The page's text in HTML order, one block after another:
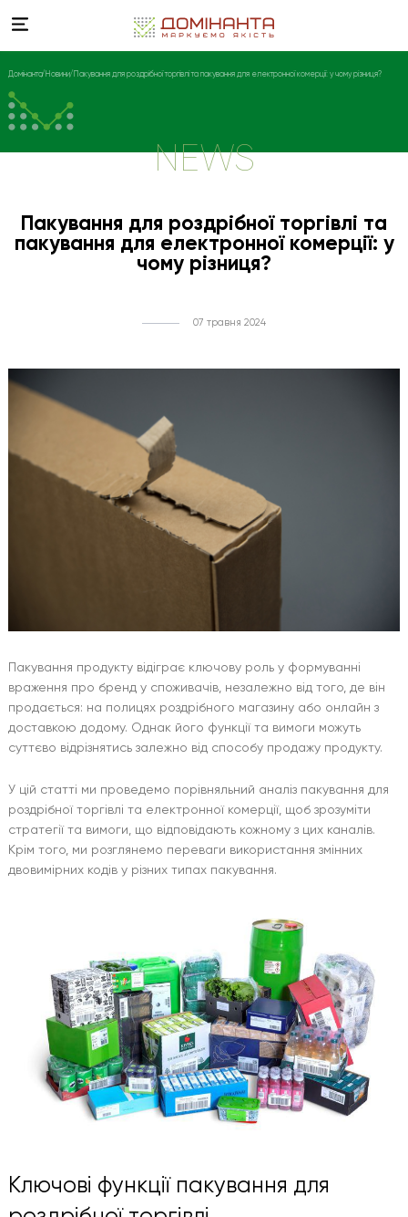
Домінанта Новини Пакування для роздрібної торгівлі та пакування для електронної комерції: у чому різниця?
NEWS
Пакування для роздрібної торгівлі та
пакування для електронної комерції: у
чому різниця?
07 травня 2024
Пакування продукту відіграє ключову роль у формуванні
враження про бренд у споживачів, незалежно від того, де він
продається: на полицях роздрібного магазину або онлайн з
доставкою додому. Однак його функції та вимоги можуть
суттєво відрізнятись залежно від способу продажу продукту.
У цій статті ми проведемо порівняльний аналіз пакування для
роздрібної торгівлі та електронної комерції, щоб зрозуміти
стратегії та вимоги, що відповідають кожному з цих каналів.
Крім того, ми розглянемо переваги використання змінних
двовимірних кодів у різних типах пакування.
Ключові функції пакування для